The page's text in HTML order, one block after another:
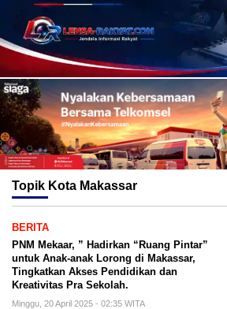
Topik Kota Makassar
BERITA
PNM Mekaar, ” Hadirkan “Ruang Pintar”
untuk Anak-anak Lorong di Makassar,
Tingkatkan Akses Pendidikan dan
Kreativitas Pra Sekolah.
Minggu, 20 April 2025 - 02:35 WITA